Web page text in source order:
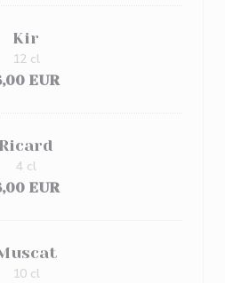
Kir
EUR
12 cl
Ricard
EUR
4 cl
10 cl